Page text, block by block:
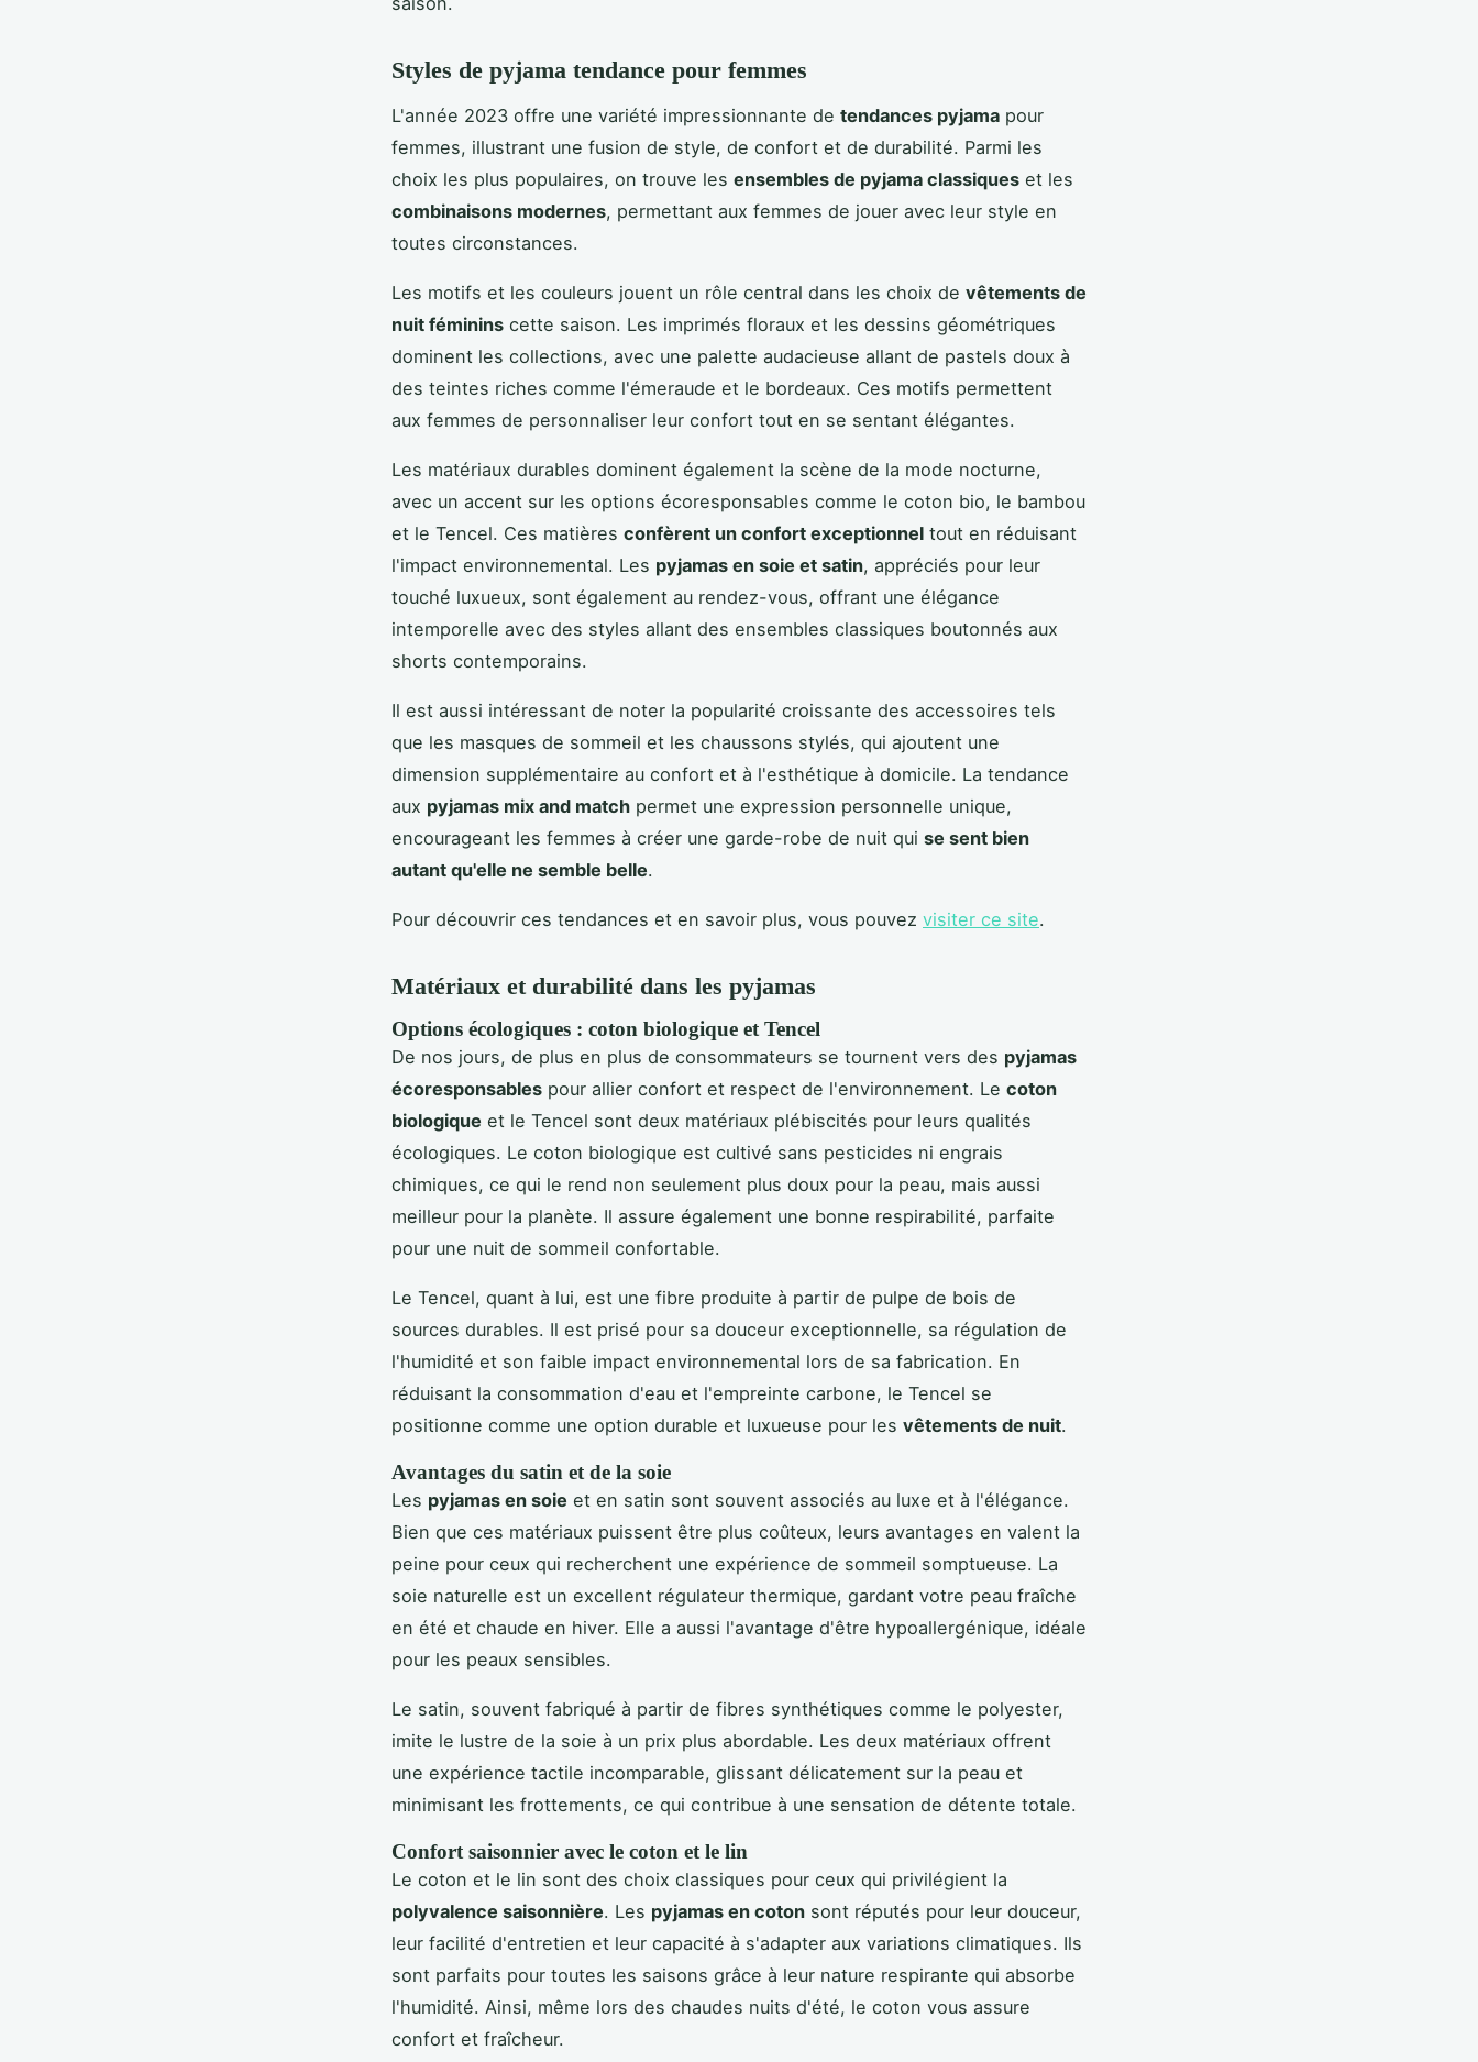
Styles de pyjama tendance pour femmes
L'année 2023 offre une variété impressionnante de tendances pyjama pour
femmes, illustrant une fusion de style, de confort et de durabilité. Parmi les
choix les plus populaires, on trouve les ensembles de pyjama classiques et les
combinaisons modernes, permettant aux femmes de jouer avec leur style en
toutes circonstances.
Les motifs et les couleurs jouent un rôle central dans les choix de vêtements de
nuit féminins cette saison. Les imprimés floraux et les dessins géométriques
dominent les collections, avec une palette audacieuse allant de pastels doux à
des teintes riches comme l'émeraude et le bordeaux. Ces motifs permettent
aux femmes de personnaliser leur confort tout en se sentant élégantes.
Les matériaux durables dominent également la scène de la mode nocturne,
avec un accent sur les options écoresponsables comme le coton bio, le bambou
et le Tencel. Ces matières confèrent un confort exceptionnel tout en réduisant
l'impact environnemental. Les pyjamas en soie et satin, appréciés pour leur
touché luxueux, sont également au rendez-vous, offrant une élégance
intemporelle avec des styles allant des ensembles classiques boutonnés aux
shorts contemporains.
Il est aussi intéressant de noter la popularité croissante des accessoires tels
que les masques de sommeil et les chaussons stylés, qui ajoutent une
dimension supplémentaire au confort et à l'esthétique à domicile. La tendance
aux pyjamas mix and match permet une expression personnelle unique,
encourageant les femmes à créer une garde-robe de nuit qui se sent bien
autant qu'elle ne semble belle.
Pour découvrir ces tendances et en savoir plus, vous pouvez visiter ce site.
Matériaux et durabilité dans les pyjamas
Options écologiques : coton biologique et Tencel
De nos jours, de plus en plus de consommateurs se tournent vers des pyjamas
écoresponsables pour allier confort et respect de l'environnement. Le coton
biologique et le Tencel sont deux matériaux plébiscités pour leurs qualités
écologiques. Le coton biologique est cultivé sans pesticides ni engrais
chimiques, ce qui le rend non seulement plus doux pour la peau, mais aussi
meilleur pour la planète. Il assure également une bonne respirabilité, parfaite
pour une nuit de sommeil confortable.
Le Tencel, quant à lui, est une fibre produite à partir de pulpe de bois de
sources durables. Il est prisé pour sa douceur exceptionnelle, sa régulation de
l'humidité et son faible impact environnemental lors de sa fabrication. En
réduisant la consommation d'eau et l'empreinte carbone, le Tencel se
positionne comme une option durable et luxueuse pour les vêtements de nuit.
Avantages du satin et de la soie
Les pyjamas en soie et en satin sont souvent associés au luxe et à l'élégance.
Bien que ces matériaux puissent être plus coûteux, leurs avantages en valent la
peine pour ceux qui recherchent une expérience de sommeil somptueuse. La
soie naturelle est un excellent régulateur thermique, gardant votre peau fraîche
en été et chaude en hiver. Elle a aussi l'avantage d'être hypoallergénique, idéale
pour les peaux sensibles.
Le satin, souvent fabriqué à partir de fibres synthétiques comme le polyester,
imite le lustre de la soie à un prix plus abordable. Les deux matériaux offrent
une expérience tactile incomparable, glissant délicatement sur la peau et
minimisant les frottements, ce qui contribue à une sensation de détente totale.
Confort saisonnier avec le coton et le lin
Le coton et le lin sont des choix classiques pour ceux qui privilégient la
polyvalence saisonnière. Les pyjamas en coton sont réputés pour leur douceur,
leur facilité d'entretien et leur capacité à s'adapter aux variations climatiques. Ils
sont parfaits pour toutes les saisons grâce à leur nature respirante qui absorbe
l'humidité. Ainsi, même lors des chaudes nuits d'été, le coton vous assure
confort et fraîcheur.